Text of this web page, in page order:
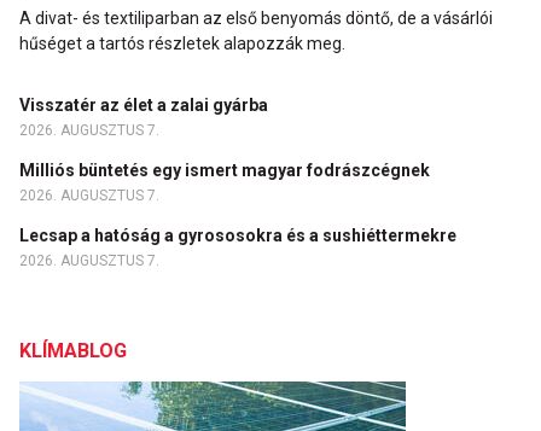
A divat- és textiliparban az első benyomás döntő, de a vásárlói
hűséget a tartós részletek alapozzák meg.
Visszatér az élet a zalai gyárba
2026. AUGUSZTUS 7.
Milliós büntetés egy ismert magyar fodrászcégnek
2026. AUGUSZTUS 7.
Lecsap a hatóság a gyrososokra és a sushiéttermekre
2026. AUGUSZTUS 7.
KLÍMABLOG